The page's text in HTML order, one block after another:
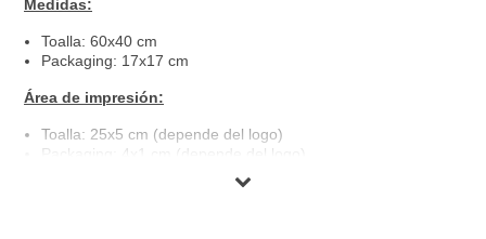
Medidas:
Toalla: 60x40 cm
Packaging: 17x17 cm
Área de impresión:
Toalla: 25x5 cm (depende del logo)
Packaging: 4x1 cm (depende del logo)